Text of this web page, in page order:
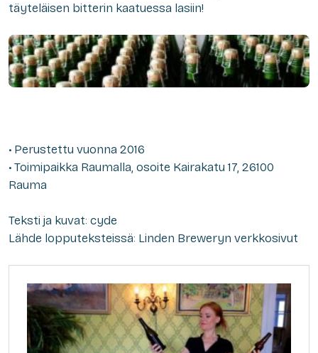
täyteläisen bitterin kaatuessa lasiin!
• Perustettu vuonna 2016
• Toimipaikka Raumalla, osoite Kairakatu 17, 26100
Rauma
Teksti ja kuvat: cyde
Lähde lopputeksteissä: Linden Breweryn verkkosivut